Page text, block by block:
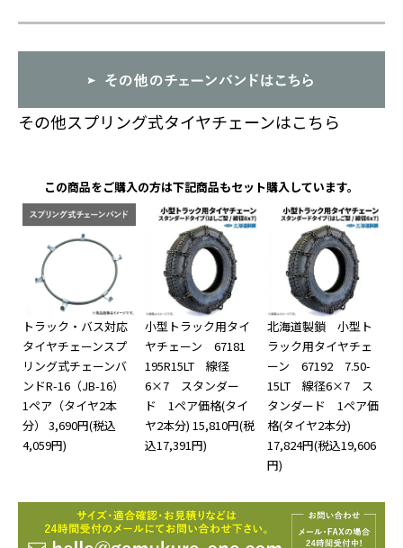
その他スプリング式タイヤチェーンはこちら
この商品をご購入の方は下記商品もセット購入しています。
トラック・バス対応
タイヤチェーンスプ
リング式チェーンバ
ンドR-16（JB-16）
1ペア（タイヤ2本
分）
3,690円(税込
4,059円)
小型トラック用タイ
ヤチェーン 67181
195R15LT 線径
6×7 スタンダー
ド 1ペア価格(タイ
ヤ2本分) 15,810円(税
込17,391円)
北海道製鎖 小型ト
ラック用タイヤチェ
ーン 67192 7.50-
15LT 線径6×7 ス
タンダード 1ペア価
格(タイヤ2本分)
17,824円(税込19,606
円)